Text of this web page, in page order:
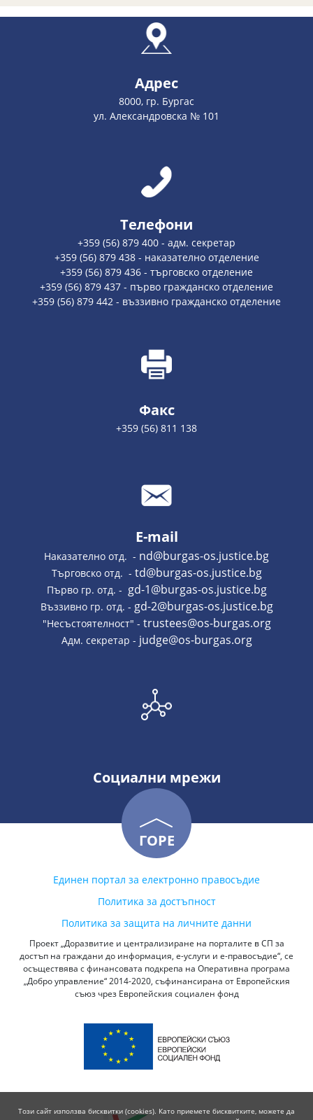
Адрес
8000, гр. Бургас
ул. Александровска № 101
Телефони
+359 (56) 879 400 - адм. секретар
+359 (56) 879 438 - наказателно отделение
+359 (56) 879 436 - търговско отделение
+359 (56) 879 437 - първо гражданско отделение
+359 (56) 879 442 - въззивно гражданско отделение
Факс
+359 (56) 811 138
E-mail
Наказателно отд. - nd@burgas-os.justice.bg
Търговско отд. - td@burgas-os.justice.bg
Първо гр. отд. - gd-1@burgas-os.justice.bg
Въззивно гр. отд. - gd-2@burgas-os.justice.bg
"Несъстоятелност" - trustees@os-burgas.org
Адм. секретар - judge@os-burgas.org
Социални мрежи
ГОРЕ
Единен портал за електронно правосъдие
Политика за достъпност
Политика за защита на личните данни
Проект „Доразвитие и централизиране на порталите в СП за
достъп на граждани до информация, е-услуги и е-правосъдие“, се
осъществява с финансовата подкрепа на Оперативна програма
„Добро управление“ 2014-2020, съфинансирана от Европейския
съюз чрез Европейския социален фонд
Този сайт използва бисквитки (cookies). Като приемете бисквитките, можете да